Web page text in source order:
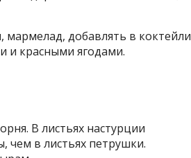
добавлять в коктейли
и красными ягодами.
В листьях настурции
чем в листьях петрушки.